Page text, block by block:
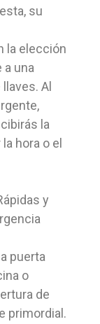
su
la elección
una
Al
la
hora o el
y
puerta
o
de
primordial.